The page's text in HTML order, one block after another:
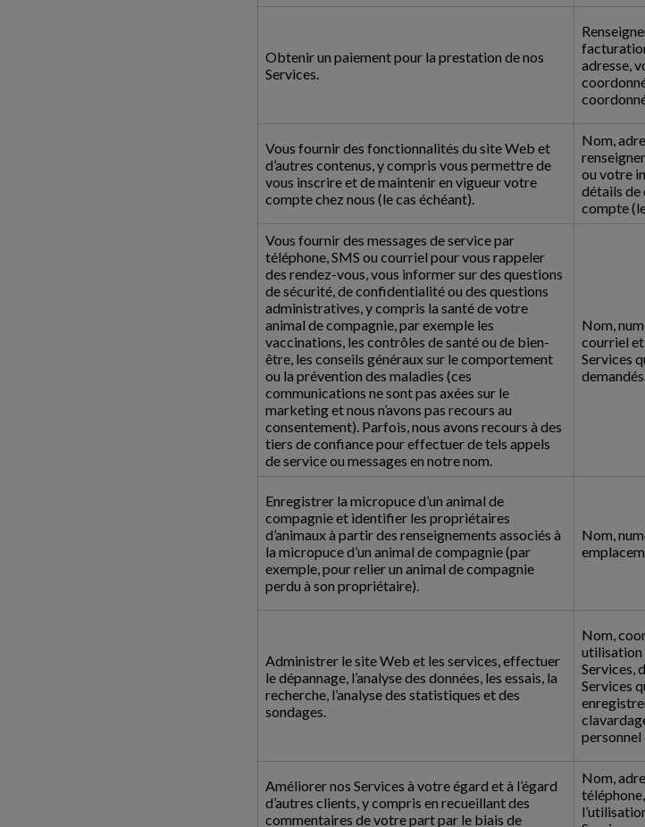
Obtenir un paiement pour la prestation de nos
Services.
adresse,
Vous fournir des fonctionnalités du site Web et
d’autres contenus, y compris vous permettre de
vous inscrire et de maintenir en vigueur votre
compte chez nous (le cas échéant).
Nom,
ou votre
détails de
compte
Vous fournir des messages de service par
téléphone, SMS ou courriel pour vous rappeler
des rendez-vous, vous informer sur des questions
de sécurité, de confidentialité ou des questions
administratives, y compris la santé de votre
animal de compagnie, par exemple les
vaccinations, les contrôles de santé ou de bien-
être, les conseils généraux sur le comportement
ou la prévention des maladies (ces
communications ne sont pas axées sur le
marketing et nous n’avons pas recours au
consentement). Parfois, nous avons recours à des
tiers de confiance pour effectuer de tels appels
de service ou messages en notre nom.
Nom,
courriel et
Services
demandés.
Enregistrer la micropuce d’un animal de
compagnie et identifier les propriétaires
d’animaux à partir des renseignements associés à
la micropuce d’un animal de compagnie (par
exemple, pour relier un animal de compagnie
perdu à son propriétaire).
Nom,
Administrer le site Web et les services, effectuer
le dépannage, l’analyse des données, les essais, la
recherche, l’analyse des statistiques et des
sondages.
Nom,
utilisation
Services,
Services
personnel
Améliorer nos Services à votre égard et à l’égard
d’autres clients, y compris en recueillant des
commentaires de votre part par le biais de
Nom,